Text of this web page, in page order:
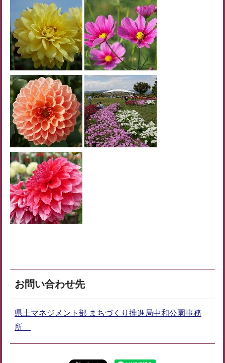
お問い合わせ先
県土マネジメント部 まちづくり推進局中和公園事務
所